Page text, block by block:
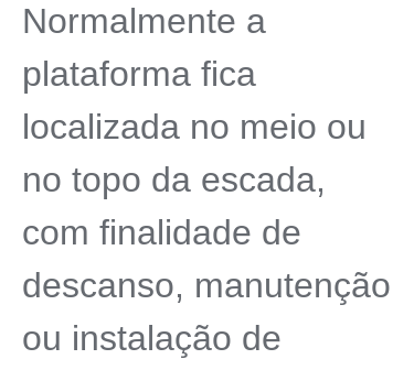
Normalmente a
plataforma fica
localizada no meio ou
no topo da escada,
com finalidade de
descanso, manutenção
ou instalação de